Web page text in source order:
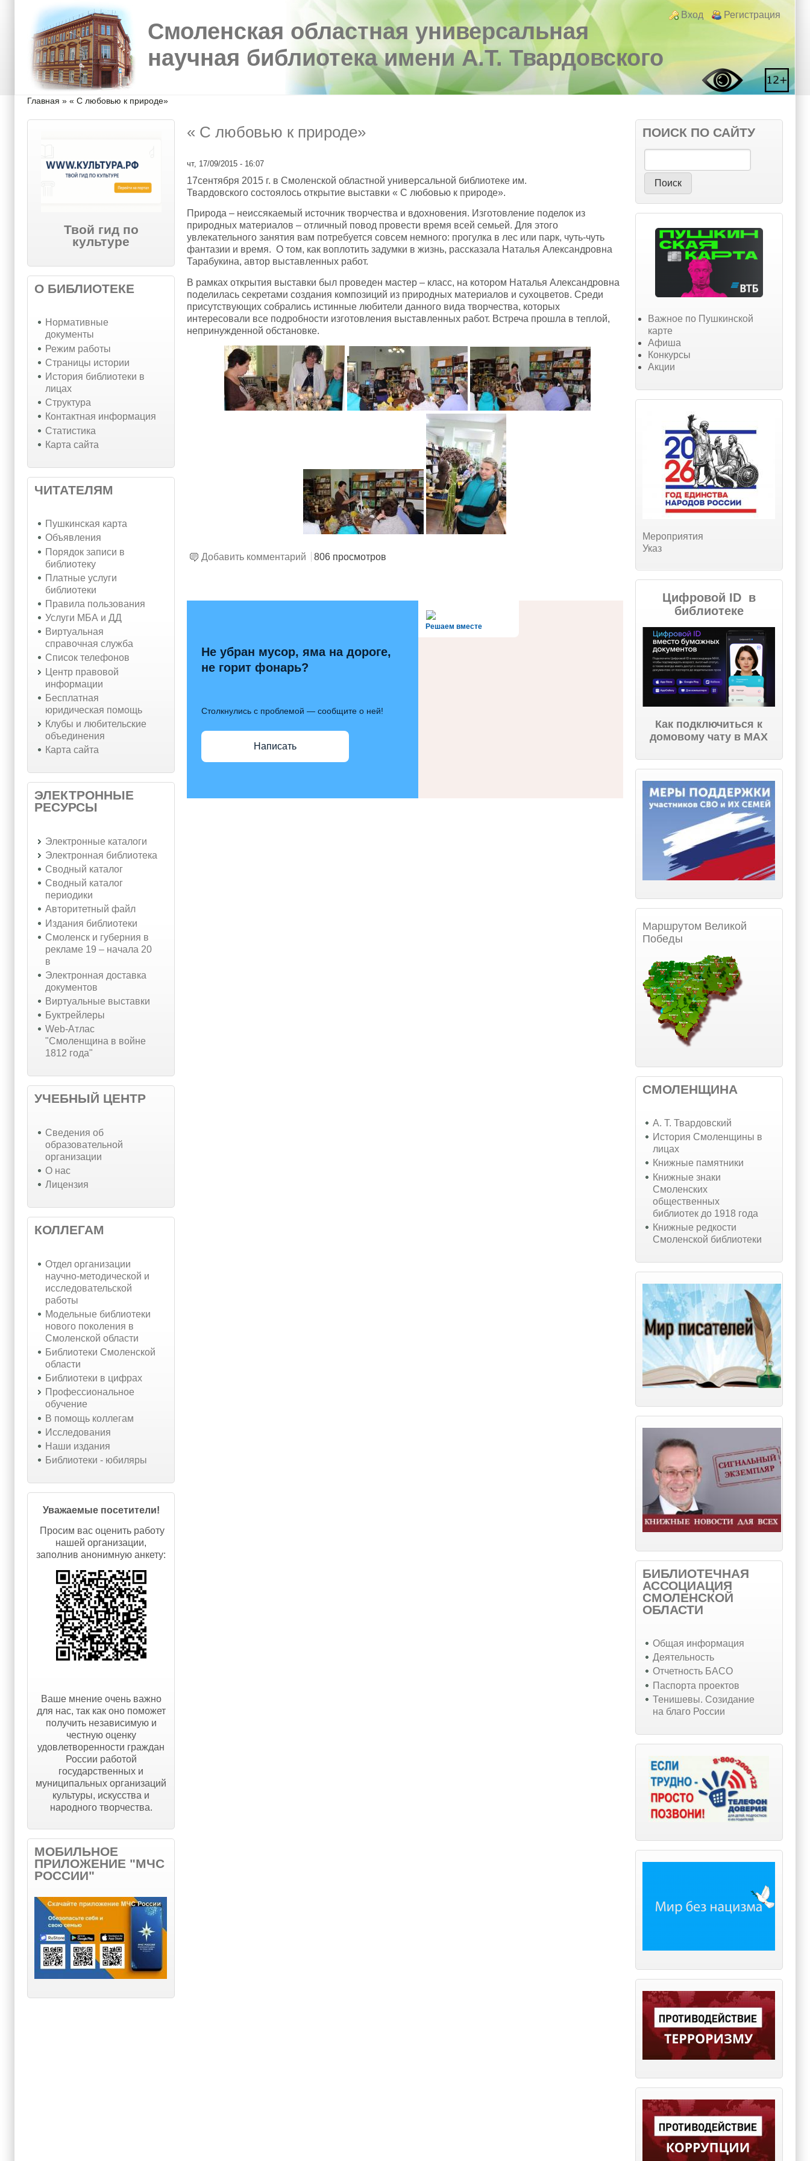
Перейти к основному содержанию
Skip to search
Login links
Вход Регистрация
Смоленская областная универсальная
научная библиотека имени А.Т. Твардовского
Вы здесь
Главная » « С любовью к природе»
Твой гид по
культуре
О БИБЛИОТЕКЕ
Нормативные
документы
Режим работы
Страницы истории
История библиотеки в
лицах
Структура
Контактная информация
Статистика
Карта сайта
ЧИТАТЕЛЯМ
Пушкинская карта
Объявления
Порядок записи в
библиотеку
Платные услуги
библиотеки
Правила пользования
Услуги МБА и ДД
Виртуальная
справочная служба
Список телефонов
Центр правовой
информации
Бесплатная
юридическая помощь
Клубы и любительские
объединения
Карта сайта
ЭЛЕКТРОННЫЕ
РЕСУРСЫ
Электронные каталоги
Электронная библиотека
Сводный каталог
Сводный каталог
периодики
Авторитетный файл
Издания библиотеки
Смоленск и губерния в
рекламе 19 – начала 20
в
Электронная доставка
документов
Виртуальные выставки
Буктрейлеры
Web-Атлас
"Смоленщина в войне
1812 года"
УЧЕБНЫЙ ЦЕНТР
Cведения об
образовательной
организации
О нас
Лицензия
КОЛЛЕГАМ
Отдел организации
научно-методической и
исследовательской
работы
Модельные библиотеки
нового поколения в
Смоленской области
Библиотеки Смоленской
области
Библиотеки в цифрах
Профессиональное
обучение
В помощь коллегам
Исследования
Наши издания
Библиотеки - юбиляры
Уважаемые посетители!
Просим вас оценить работу
нашей организации,
заполнив анонимную анкету:
Ваше мнение очень важно
для нас, так как оно поможет
получить независимую и
честную оценку
удовлетворенности граждан
России работой
государственных и
муниципальных организаций
культуры, искусства и
народного творчества.
МОБИЛЬНОЕ
ПРИЛОЖЕНИЕ "МЧС
РОССИИ"
« С любовью к природе»
чт, 17/09/2015 - 16:07
17сентября 2015 г. в Смоленской областной универсальной библиотеке им.
Твардовского состоялось открытие выставки « С любовью к природе».
Природа – неиссякаемый источник творчества и вдохновения. Изготовление поделок из
природных материалов – отличный повод провести время всей семьей. Для этого
увлекательного занятия вам потребуется совсем немного: прогулка в лес или парк, чуть-чуть
фантазии и время. О том, как воплотить задумки в жизнь, рассказала Наталья Александровна
Тарабукина, автор выставленных работ.
В рамках открытия выставки был проведен мастер – класс, на котором Наталья Александровна
поделилась секретами создания композиций из природных материалов и сухоцветов. Среди
присутствующих собрались истинные любители данного вида творчества, которых
интересовали все подробности изготовления выставленных работ. Встреча прошла в теплой,
непринужденной обстановке.
Добавить комментарий 806 просмотров
alt='Госуслуги' />
Решаем вместе
Не убран мусор, яма на дороге,
не горит фонарь?
Столкнулись с проблемой — сообщите о ней!
Написать
ПОИСК ПО САЙТУ
Важное по Пушкинской
карте
Афиша
Конкурсы
Акции
Мероприятия
Указ
Цифровой ID в
библиотеке
Как подключиться к
домовому чату в МАХ
Маршрутом Великой
Победы
СМОЛЕНЩИНА
А. Т. Твардовский
История Смоленщины в
лицах
Книжные памятники
Книжные знаки
Смоленских
общественных
библиотек до 1918 года
Книжные редкости
Смоленской библиотеки
БИБЛИОТЕЧНАЯ
АССОЦИАЦИЯ
СМОЛЕНСКОЙ
ОБЛАСТИ
Общая информация
Деятельность
Отчетность БАСО
Паспорта проектов
Тенишевы. Созидание
на благо России